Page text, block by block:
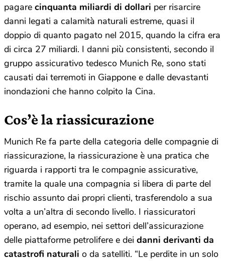
pagare cinquanta miliardi di dollari per risarcire
danni legati a calamità naturali estreme, quasi il
doppio di quanto pagato nel 2015, quando la cifra era
di circa 27 miliardi. I danni più consistenti, secondo il
gruppo assicurativo tedesco Munich Re, sono stati
causati dai terremoti in Giappone e dalle devastanti
inondazioni che hanno colpito la Cina.
Cos’è la riassicurazione
Munich Re fa parte della categoria delle compagnie di
riassicurazione, la riassicurazione è una pratica che
riguarda i rapporti tra le compagnie assicurative,
tramite la quale una compagnia si libera di parte del
rischio assunto dai propri clienti, trasferendolo a sua
volta a un’altra di secondo livello. I riassicuratori
operano, ad esempio, nei settori dell’assicurazione
delle piattaforme petrolifere e dei danni derivanti da
catastrofi naturali o da satelliti. “Le perdite in un solo